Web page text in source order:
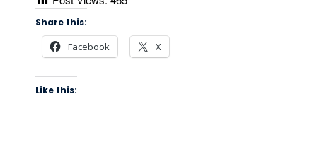
Share this:
Facebook X
Like this: